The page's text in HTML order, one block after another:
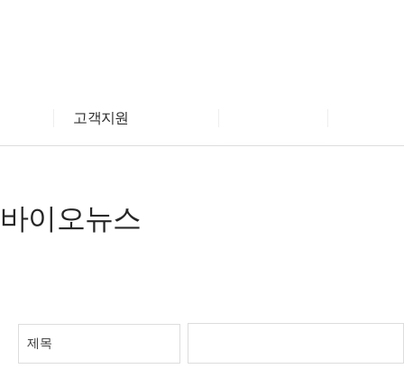
고객지원
실험동물
바이오뉴스